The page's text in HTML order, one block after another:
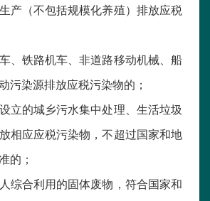
生产（不包括规模化养殖）排放应税
车、铁路机车、非道路移动机械、船
污染源排放应税污染物的；
设立的城乡污水集中处理、生活垃圾
相应应税污染物，不超过国家和地
的；
人综合利用的固体废物，符合国家和